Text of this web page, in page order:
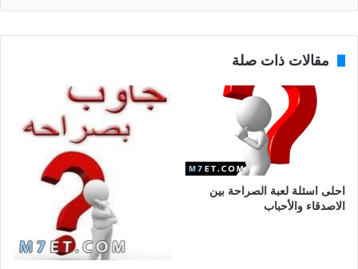
مقالات ذات صلة
احلى اسئلة لعبة الصراحة بين
الاصدقاء والأحباب